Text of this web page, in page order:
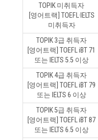
TOPIK 미취득자
[영어트랙] TOEFL·IELTS
미취득자
TOPIK 3급 취득자
[영어트랙] TOEFL iBT 71
또는 IELTS 5.5 이상
TOPIK 4급 취득자
[영어트랙] TOEFL iBT 79
또는 IELTS 6 이상
TOPIK 5급 취득자
[영어트랙] TOEFL iBT 87
또는 IELTS 6.5 이상